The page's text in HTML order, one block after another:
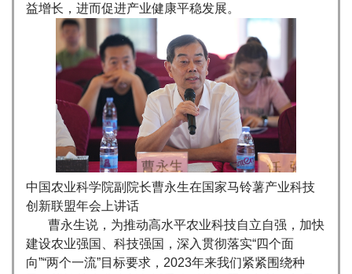
益增长，进而促进产业健康平稳发展。
中国农业科学院副院长曹永生在国家马铃薯产业科技
创新联盟年会上讲话
曹永生说，为推动高水平农业科技自立自强，加快
建设农业强国、科技强国，深入贯彻落实“四个面
向”“两个一流”目标要求，2023年来我们紧紧围绕种